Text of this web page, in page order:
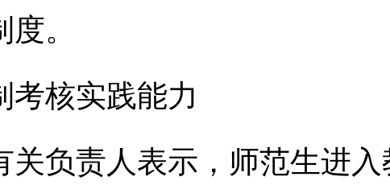
。
考核实践能力
负责人表示，师范生进入